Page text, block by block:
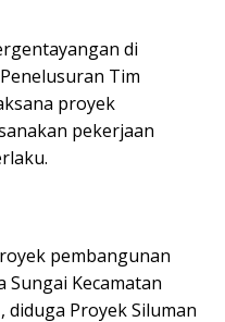
di
Tim
proyek
pekerjaan
pembangunan
Kecamatan
diduga Proyek Siluman